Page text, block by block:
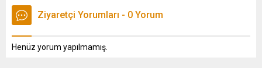
Ziyaretçi Yorumları - 0 Yorum
Henüz yorum yapılmamış.